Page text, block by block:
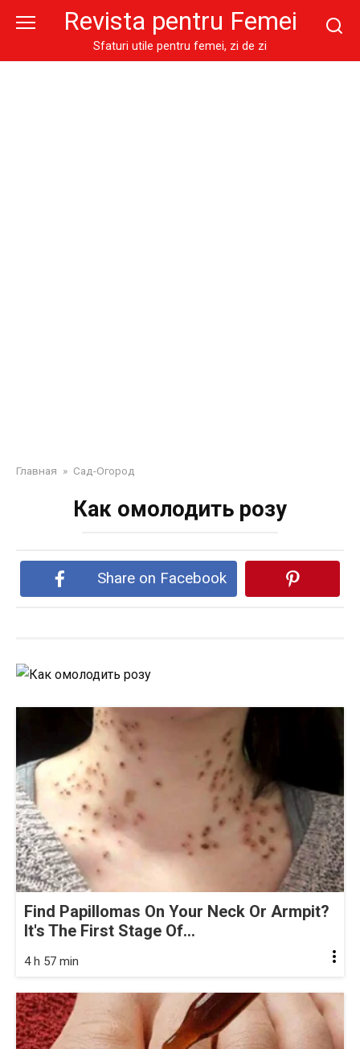
Revista pentru Femei
Sfaturi utile pentru femei, zi de zi
Главная » Сад-Огород
Как омолодить розу
Share on Facebook
Find Papillomas On Your Neck Or Armpit?
It's The First Stage Of...
4 h 57 min